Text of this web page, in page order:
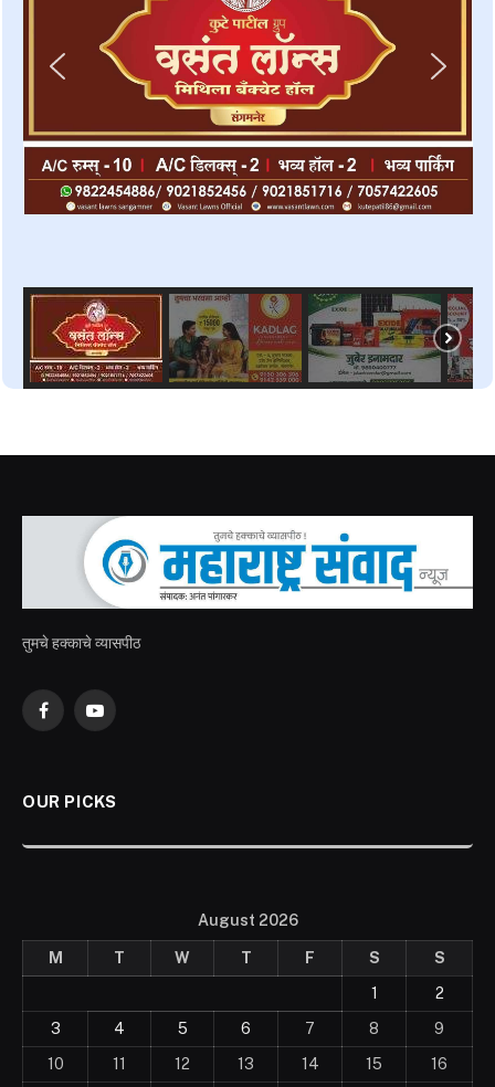
तुमचे हक्काचे व्यासपीठ
FacebookYouTube
OUR PICKS
August 2026
M T W T F S
S
1
2
3
4 5 6 7 8
9
10
11 12 13 14 15 16